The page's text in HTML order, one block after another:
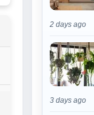
2 days ago
3 days ago